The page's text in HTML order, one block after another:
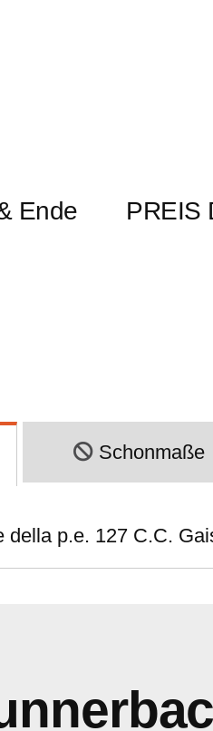
Ende PREIS
Schonmaße
della p.e. 127 C.C.